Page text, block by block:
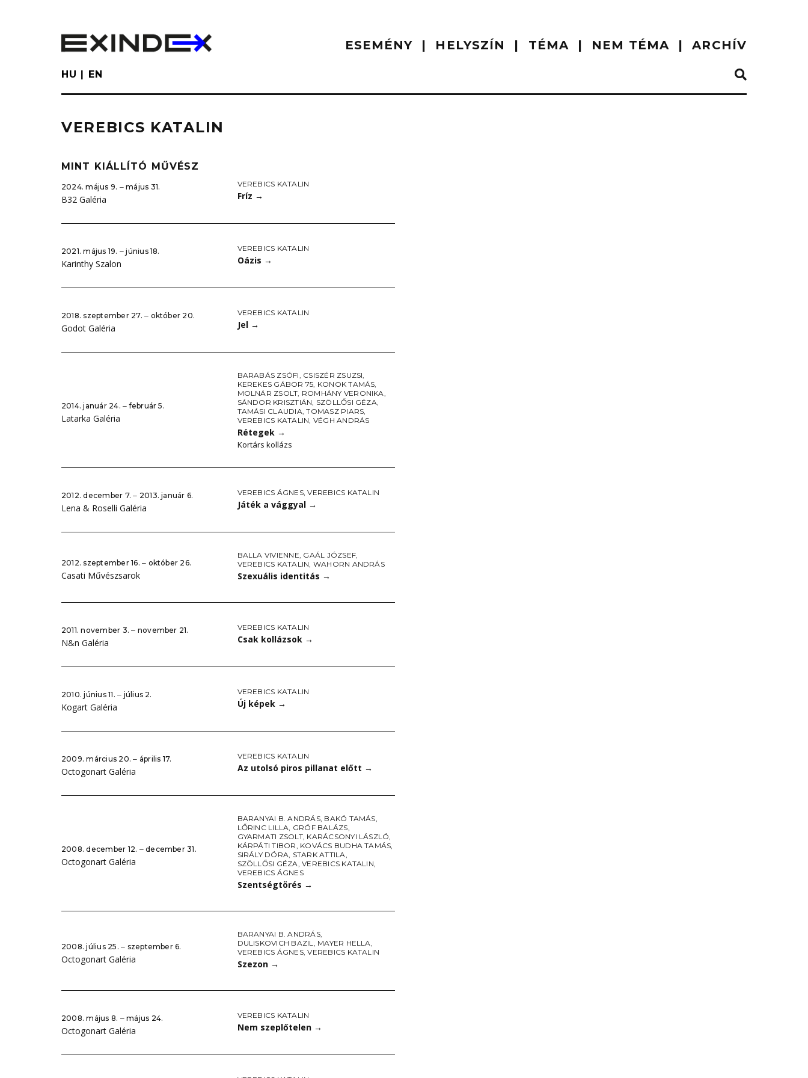
ESEMÉNY HELYSZÍN TÉMA NEM TÉMA ARCHÍV
HU EN
VEREBICS KATALIN
MINT KIÁLLÍTÓ MŰVÉSZ
2024. május 9. ‒ május 31.
B32 Galéria
VEREBICS KATALIN
Fríz →
2021. május 19. ‒ június 18.
Karinthy Szalon
VEREBICS KATALIN
Oázis →
2018. szeptember 27. ‒ október 20.
Godot Galéria
VEREBICS KATALIN
Jel →
2014. január 24. ‒ február 5.
Latarka Galéria
BARABÁS ZSÓFI, CSISZÉR ZSUZSI,
KEREKES GÁBOR 75, KONOK TAMÁS,
MOLNÁR ZSOLT, ROMHÁNY VERONIKA,
SÁNDOR KRISZTIÁN, SZÖLLŐSI GÉZA,
TAMÁSI CLAUDIA,TOMASZ PIARS,
VEREBICS KATALIN, VÉGH ANDRÁS
Rétegek →
Kortárs kollázs
2012. december 7. ‒ 2013. január 6.
Lena & Roselli Galéria
VEREBICS ÁGNES,VEREBICS KATALIN
Játék a vággyal →
2012. szeptember 16. ‒ október 26.
Casati Művészsarok
BALLA VIVIENNE, GAÁL JÓZSEF,
VEREBICS KATALIN, WAHORN ANDRÁS
Szexuális identitás →
2011. november 3. ‒ november 21.
N&n Galéria
VEREBICS KATALIN
Csak kollázsok →
2010. június 11. ‒ július 2.
Kogart Galéria
VEREBICS KATALIN
Új képek →
2009. március 20. ‒ április 17.
Octogonart Galéria
VEREBICS KATALIN
Az utolsó piros pillanat előtt →
2008. december 12. ‒ december 31.
Octogonart Galéria
BARANYAI B. ANDRÁS, BAKÓ TAMÁS,
LŐRINC LILLA, GRÓF BALÁZS,
GYARMATI ZSOLT, KARÁCSONYI LÁSZLÓ,
KÁRPÁTI TIBOR, KOVÁCS BUDHA TAMÁS,
SIRÁLY DÓRA, STARK ATTILA,
SZÖLLŐSI GÉZA,VEREBICS KATALIN,
VEREBICS ÁGNES
Szentségtörés →
2008. július 25. ‒ szeptember 6.
Octogonart Galéria
BARANYAI B. ANDRÁS,
DULISKOVICH BAZIL, MAYER HELLA,
VEREBICS ÁGNES,VEREBICS KATALIN
Szezon →
2008. május 8. ‒ május 24.
Octogonart Galéria
VEREBICS KATALIN
Nem szeplőtelen →